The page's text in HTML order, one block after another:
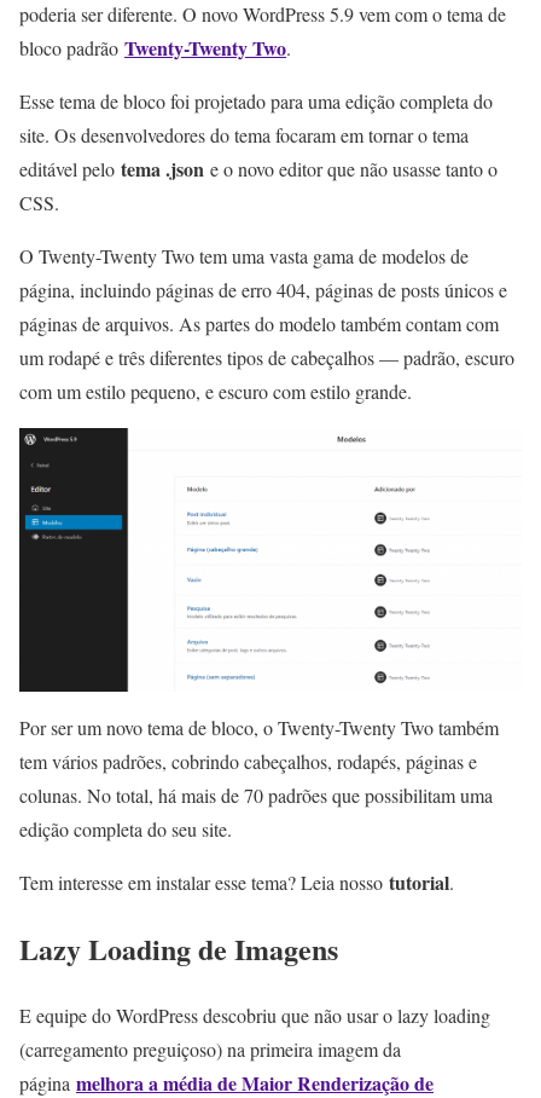
poderia ser diferente. O novo WordPress 5.9 vem com o tema de
bloco padrão Twenty-Twenty Two.
Esse tema de bloco foi projetado para uma edição completa do
site. Os desenvolvedores do tema focaram em tornar o tema
editável pelo tema .json e o novo editor que não usasse tanto o
CSS.
O Twenty-Twenty Two tem uma vasta gama de modelos de
página, incluindo páginas de erro 404, páginas de posts únicos e
páginas de arquivos. As partes do modelo também contam com
um rodapé e três diferentes tipos de cabeçalhos — padrão, escuro
com um estilo pequeno, e escuro com estilo grande.
Por ser um novo tema de bloco, o Twenty-Twenty Two também
tem vários padrões, cobrindo cabeçalhos, rodapés, páginas e
colunas. No total, há mais de 70 padrões que possibilitam uma
edição completa do seu site.
Tem interesse em instalar esse tema? Leia nosso tutorial.
Lazy Loading de Imagens
E equipe do WordPress descobriu que não usar o lazy loading
(carregamento preguiçoso) na primeira imagem da
página melhora a média de Maior Renderização de